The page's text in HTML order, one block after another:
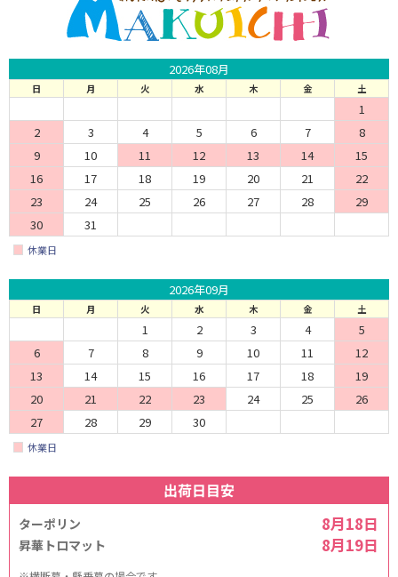
2026年08月
日 月 火 水 木 金 土
1
2
3 4 5 6 7
8
9
10 11 12 13 14
15
16
17 18 19 20 21
22
23
24 25 26 27 28
29
30
31
休業日
2026年09月
日 月 火 水 木 金 土
1 2 3 4
5
6
7 8 9 10 11
12
13
14 15 16 17 18
19
20
21 22 23 24 25
26
27
28 29 30
休業日
出荷日目安
ターポリン 8月18日
昇華トロマット 8月19日